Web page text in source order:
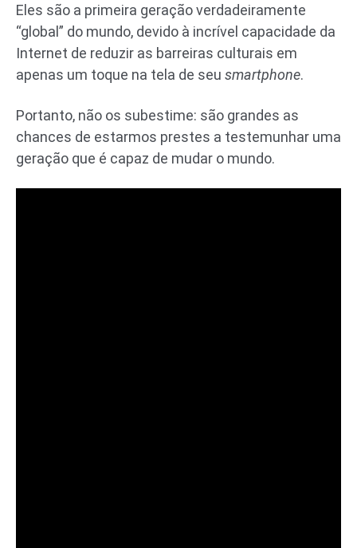
Eles são a primeira geração verdadeiramente
“global” do mundo, devido à incrível capacidade da
Internet de reduzir as barreiras culturais em
apenas um toque na tela de seu smartphone.
Portanto, não os subestime: são grandes as
chances de estarmos prestes a testemunhar uma
geração que é capaz de mudar o mundo.